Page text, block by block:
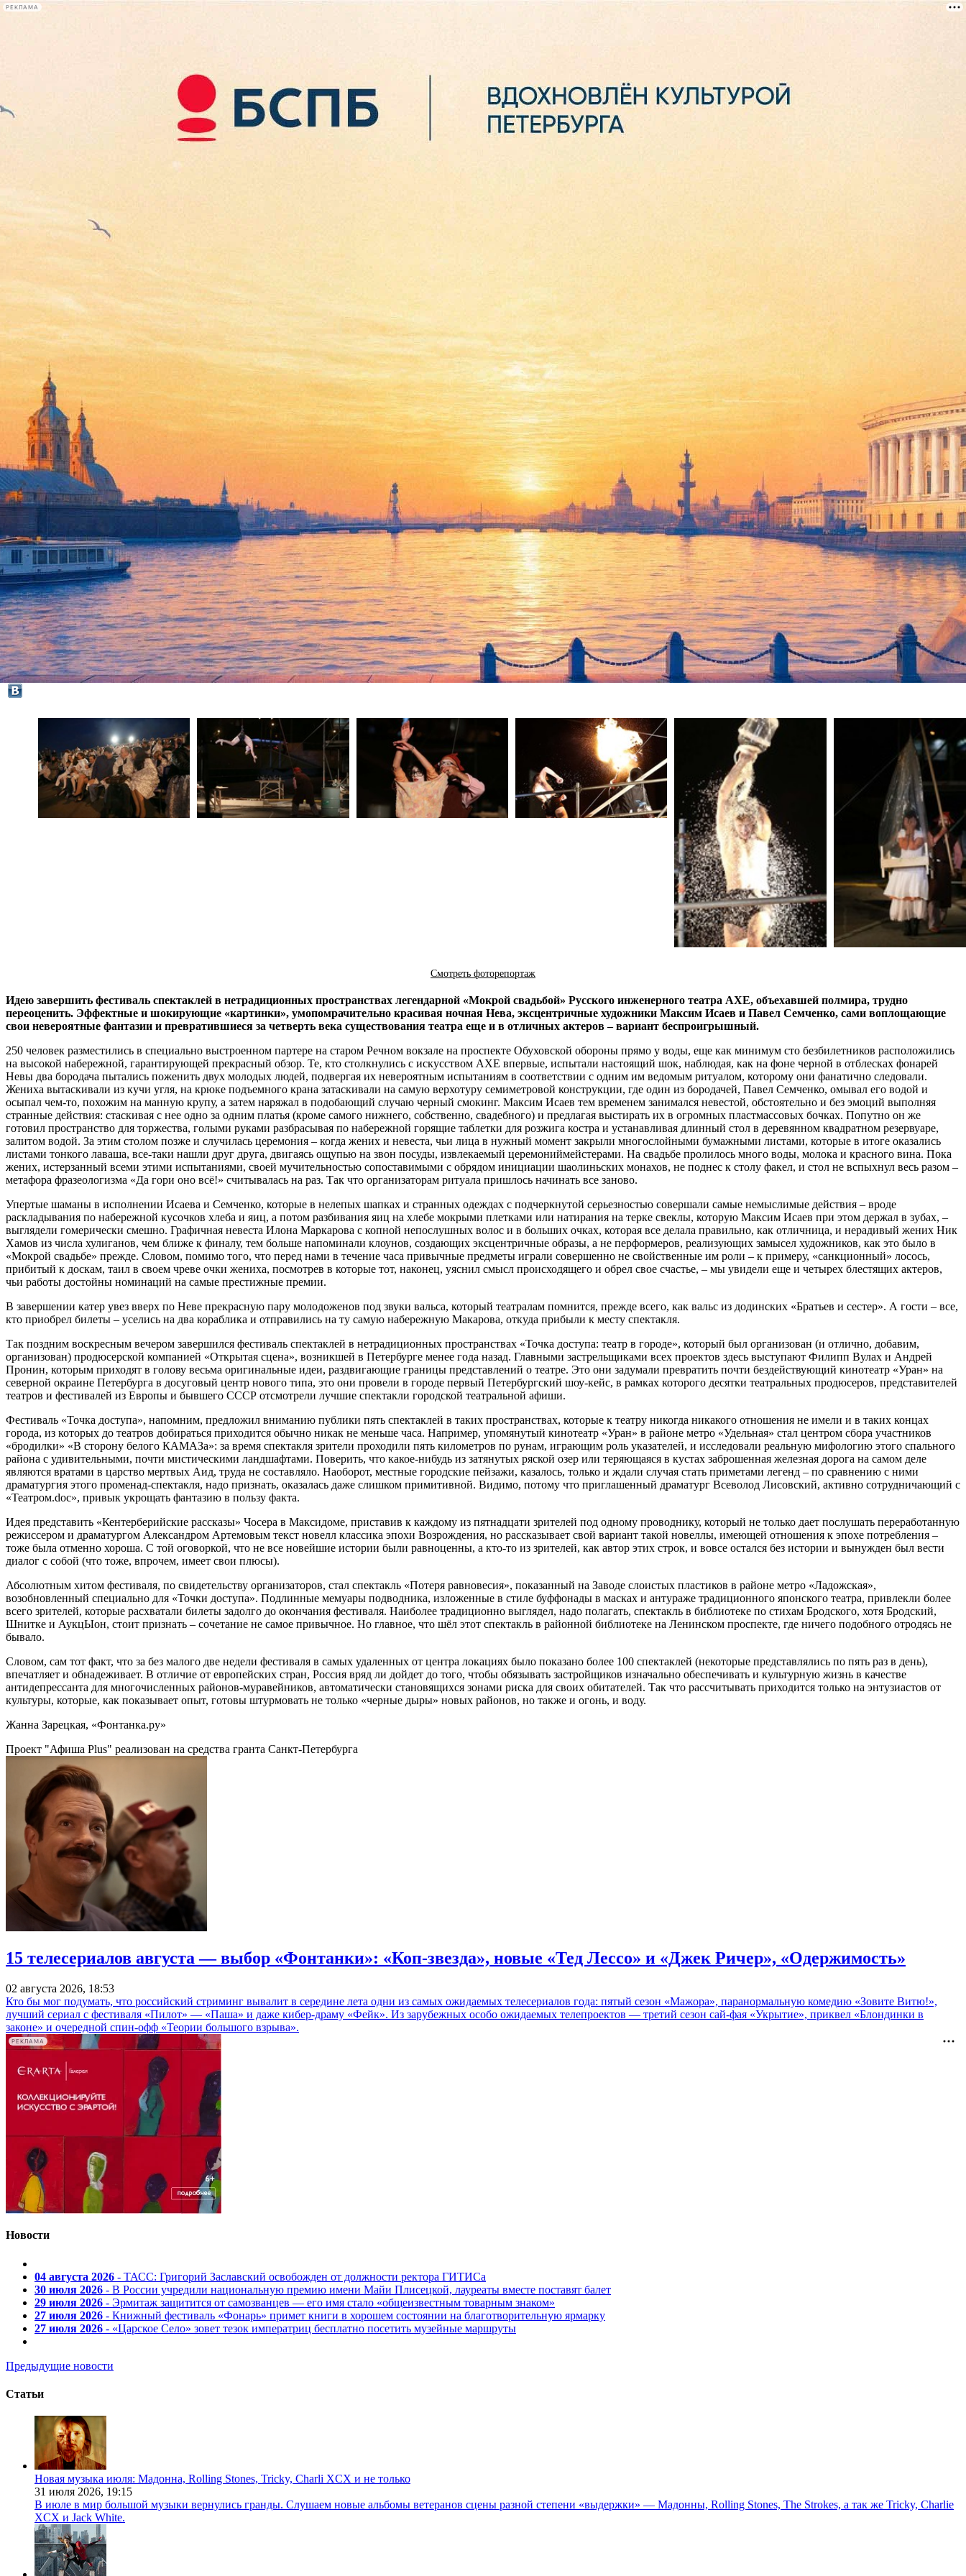
РЕКЛАМА
лекции
книги
Венец - делу конец: «Точка доступа» завершилась «Мокрой свадьбой»
07 сентября 2015,18:20 Версия для печати
Смотреть фоторепортаж
Идею завершить фестиваль спектаклей в нетрадиционных пространствах легендарной «Мокрой свадьбой» Русского инженерного театра АХЕ, объехавшей полмира, трудно
переоценить. Эффектные и шокирующие «картинки», умопомрачительно красивая ночная Нева, эксцентричные художники Максим Исаев и Павел Семченко, сами воплощающие
свои невероятные фантазии и превратившиеся за четверть века существования театра еще и в отличных актеров – вариант беспроигрышный.
250 человек разместились в специально выстроенном партере на старом Речном вокзале на проспекте Обуховской обороны прямо у воды, еще как минимум сто безбилетников расположились
на высокой набережной, гарантирующей прекрасный обзор. Те, кто столкнулись с искусством АХЕ впервые, испытали настоящий шок, наблюдая, как на фоне черной в отблесках фонарей
Невы два бородача пытались поженить двух молодых людей, подвергая их невероятным испытаниям в соответствии с одним им ведомым ритуалом, которому они фанатично следовали.
Жениха вытаскивали из кучи угля, на крюке подъемного крана затаскивали на самую верхотуру семиметровой конструкции, где один из бородачей, Павел Семченко, омывал его водой и
осыпал чем-то, похожим на манную крупу, а затем наряжал в подобающий случаю черный смокинг. Максим Исаев тем временем занимался невестой, обстоятельно и без эмоций выполняя
странные действия: стаскивая с нее одно за одним платья (кроме самого нижнего, собственно, свадебного) и предлагая выстирать их в огромных пластмассовых бочках. Попутно он же
готовил пространство для торжества, голыми руками разбрасывая по набережной горящие таблетки для розжига костра и устанавливая длинный стол в деревянном квадратном резервуаре,
залитом водой. За этим столом позже и случилась церемония – когда жених и невеста, чьи лица в нужный момент закрыли многослойными бумажными листами, которые в итоге оказались
листами тонкого лаваша, все-таки нашли друг друга, двигаясь ощупью на звон посуды, извлекаемый церемониймейстерами. На свадьбе пролилось много воды, молока и красного вина. Пока
жених, истерзанный всеми этими испытаниями, своей мучительностью сопоставимыми с обрядом инициации шаолиньских монахов, не поднес к столу факел, и стол не вспыхнул весь разом –
метафора фразеологизма «Да гори оно всё!» считывалась на раз. Так что организаторам ритуала пришлось начинать все заново.
Упертые шаманы в исполнении Исаева и Семченко, которые в нелепых шапках и странных одеждах с подчеркнутой серьезностью совершали самые немыслимые действия – вроде
раскладывания по набережной кусочков хлеба и яиц, а потом разбивания яиц на хлебе мокрыми плетками или натирания на терке свеклы, которую Максим Исаев при этом держал в зубах, –
выглядели гомерически смешно. Графичная невеста Илона Маркарова с копной непослушных волос и в больших очках, которая все делала правильно, как отличница, и нерадивый жених Ник
Хамов из числа хулиганов, чем ближе к финалу, тем больше напоминали клоунов, создающих эксцентричные образы, а не перформеров, реализующих замысел художников, как это было в
«Мокрой свадьбе» прежде. Словом, помимо того, что перед нами в течение часа привычные предметы играли совершенно не свойственные им роли – к примеру, «санкционный» лосось,
прибитый к доскам, таил в своем чреве очки жениха, посмотрев в которые тот, наконец, уяснил смысл происходящего и обрел свое счастье, – мы увидели еще и четырех блестящих актеров,
чьи работы достойны номинаций на самые престижные премии.
В завершении катер увез вверх по Неве прекрасную пару молодоженов под звуки вальса, который театралам помнится, прежде всего, как вальс из додинских «Братьев и сестер». А гости – все,
кто приобрел билеты – уселись на два кораблика и отправились на ту самую набережную Макарова, откуда прибыли к месту спектакля.
Так поздним воскресным вечером завершился фестиваль спектаклей в нетрадиционных пространствах «Точка доступа: театр в городе», который был организован (и отлично, добавим,
организован) продюсерской компанией «Открытая сцена», возникшей в Петербурге менее года назад. Главными застрельщиками всех проектов здесь выступают Филипп Вулах и Андрей
Пронин, которым приходят в голову весьма оригинальные идеи, раздвигающие границы представлений о театре. Это они задумали превратить почти бездействующий кинотеатр «Уран» на
северной окраине Петербурга в досуговый центр нового типа, это они провели в городе первый Петербургский шоу-кейс, в рамках которого десятки театральных продюсеров, представителей
театров и фестивалей из Европы и бывшего СССР отсмотрели лучшие спектакли городской театральной афиши.
Фестиваль «Точка доступа», напомним, предложил вниманию публики пять спектаклей в таких пространствах, которые к театру никогда никакого отношения не имели и в таких концах
города, из которых до театров добираться приходится обычно никак не меньше часа. Например, упомянутый кинотеатр «Уран» в районе метро «Удельная» стал центром сбора участников
«бродилки» «В сторону белого КАМАЗа»: за время спектакля зрители проходили пять километров по рунам, играющим роль указателей, и исследовали реальную мифологию этого спального
района с удивительными, почти мистическими ландшафтами. Поверить, что какое-нибудь из затянутых ряской озер или теряющаяся в кустах заброшенная железная дорога на самом деле
являются вратами в царство мертвых Аид, труда не составляло. Наоборот, местные городские пейзажи, казалось, только и ждали случая стать приметами легенд – по сравнению с ними
драматургия этого променад-спектакля, надо признать, оказалась даже слишком примитивной. Видимо, потому что приглашенный драматург Всеволод Лисовский, активно сотрудничающий с
«Театром.doc», привык укрощать фантазию в пользу факта.
Идея представить «Кентерберийские рассказы» Чосера в Максидоме, приставив к каждому из пятнадцати зрителей под одному проводнику, который не только дает послушать переработанную
режиссером и драматургом Александром Артемовым текст новелл классика эпохи Возрождения, но рассказывает свой вариант такой новеллы, имеющей отношения к эпохе потребления –
тоже была отменно хороша. С той оговоркой, что не все новейшие истории были равноценны, а кто-то из зрителей, как автор этих строк, и вовсе остался без истории и вынужден был вести
диалог с собой (что тоже, впрочем, имеет свои плюсы).
Абсолютным хитом фестиваля, по свидетельству организаторов, стал спектакль «Потеря равновесия», показанный на Заводе слоистых пластиков в районе метро «Ладожская»,
возобновленный специально для «Точки доступа». Подлинные мемуары подводника, изложенные в стиле буффонады в масках и антураже традиционного японского театра, привлекли более
всего зрителей, которые расхватали билеты задолго до окончания фестиваля. Наиболее традиционно выглядел, надо полагать, спектакль в библиотеке по стихам Бродского, хотя Бродский,
Шнитке и АукцЫон, стоит признать – сочетание не самое привычное. Но главное, что шёл этот спектакль в районной библиотеке на Ленинском проспекте, где ничего подобного отродясь не
бывало.
Словом, сам тот факт, что за без малого две недели фестиваля в самых удаленных от центра локациях было показано более 100 спектаклей (некоторые представлялись по пять раз в день),
впечатляет и обнадеживает. В отличие от европейских стран, Россия вряд ли дойдет до того, чтобы обязывать застройщиков изначально обеспечивать и культурную жизнь в качестве
антидепрессанта для многочисленных районов-муравейников, автоматически становящихся зонами риска для своих обитателей. Так что рассчитывать приходится только на энтузиастов от
культуры, которые, как показывает опыт, готовы штурмовать не только «черные дыры» новых районов, но также и огонь, и воду.
Жанна Зарецкая, «Фонтанка.ру»
Проект "Афиша Plus" реализован на средства гранта Санкт-Петербурга
15 телесериалов августа — выбор «Фонтанки»: «Коп-звезда», новые «Тед Лессо» и «Джек Ричер», «Одержимость»
02 августа 2026, 18:53
Кто бы мог подумать, что российский стриминг вывалит в середине лета одни из самых ожидаемых телесериалов года: пятый сезон «Мажора», паранормальную комедию «Зовите Витю!»,
лучший сериал с фестиваля «Пилот» — «Паша» и даже кибер-драму «Фейк». Из зарубежных особо ожидаемых телепроектов — третий сезон сай-фая «Укрытие», приквел «Блондинки в
законе» и очередной спин-офф «Теории большого взрыва».
РЕКЛАМА
Новости
04 августа 2026 - ТАСС: Григорий Заславский освобожден от должности ректора ГИТИСа
30 июля 2026 - В России учредили национальную премию имени Майи Плисецкой, лауреаты вместе поставят балет
29 июля 2026 - Эрмитаж защитится от самозванцев — его имя стало «общеизвестным товарным знаком»
27 июля 2026 - Книжный фестиваль «Фонарь» примет книги в хорошем состоянии на благотворительную ярмарку
27 июля 2026 - «Царское Село» зовет тезок императриц бесплатно посетить музейные маршруты
Предыдущие новости
Статьи
Новая музыка июля: Мадонна, Rolling Stones, Tricky, Charli XCX и не только
31 июля 2026, 19:15
В июле в мир большой музыки вернулись гранды. Слушаем новые альбомы ветеранов сцены разной степени «выдержки» — Мадонны, Rolling Stones, The Strokes, а так же Tricky, Charlie
XCX и Jack White.